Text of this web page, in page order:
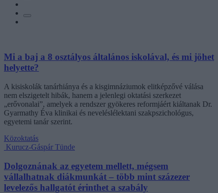
Mi a baj a 8 osztályos általános iskolával, és mi jöhet
helyette?
A kisiskolák tanárhiánya és a kisgimnáziumok elitképzővé válása
nem elszigetelt hibák, hanem a jelenlegi oktatási szerkezet
„erővonalai”, amelyek a rendszer gyökeres reformjáért kiáltanak Dr.
Gyarmathy Éva klinikai és neveléslélektani szakpszichológus,
egyetemi tanár szerint.
Közoktatás
Kurucz-Gáspár Tünde
Dolgoznának az egyetem mellett, mégsem
vállalhatnak diákmunkát – több mint százezer
levelezős hallgatót érinthet a szabály